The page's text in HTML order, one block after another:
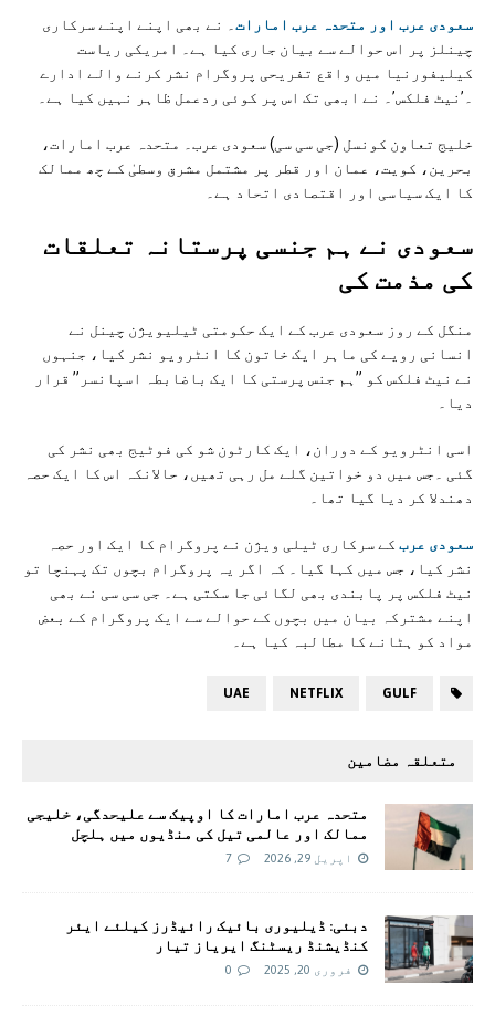
سعودی عرب اور متحدہ عرب امارات۔ نے بھی اپنے اپنے سرکاری
چینلز پر اس حوالے سے بیان جاری کیا ہے۔ امریکی ریاست
کیلیفورنیا میں واقع تفریحی پروگرام نشر کرنے والے ادارے
۔’نیٹ فلکس’۔ نے ابھی تک اس پر کوئی ردعمل ظاہر نہیں کیا ہے۔
خلیج تعاون کونسل (جی سی سی) سعودی عرب۔ متحدہ عرب امارات،
بحرین، کویت، عمان اور قطر پر مشتمل مشرق وسطیٰ کے چھ ممالک
کا ایک سیاسی اور اقتصادی اتحاد ہے۔
سعودی نے ہم جنسی پرستانہ تعلقات
کی مذمت کی
منگل کے روز سعودی عرب کے ایک حکومتی ٹیلیویژن چینل نے
انسانی رویے کی ماہر ایک خاتون کا انٹرویو نشر کیا، جنہوں
نے نیٹ فلکس کو ”ہم جنس پرستی کا ایک باضابطہ اسپانسر” قرار
دیا۔
اسی انٹرویو کے دوران، ایک کارٹون شو کی فوٹیج بھی نشر کی
گئی ۔جس میں دو خواتین گلے مل رہی تھیں، حالانکہ اس کا ایک حصہ
دھندلا کر دیا گیا تھا۔
سعودی عرب کے سرکاری ٹیلی ویژن نے پروگرام کا ایک اور حصہ
نشر کیا، جس میں کہا گیا۔ کہ اگر یہ پروگرام بچوں تک پہنچا تو
نیٹ فلکس پر پابندی بھی لگائی جا سکتی ہے۔ جی سی سی نے بھی
اپنے مشترکہ بیان میں بچوں کے حوالے سے ایک پروگرام کے بعض
مواد کو ہٹانے کا مطالبہ کیا ہے۔
GULF
NETFLIX
UAE
متعلقہ مضامین
متحدہ عرب امارات کا اوپیک سے علیحدگی، خلیجی
ممالک اور عالمی تیل کی منڈیوں میں ہلچل
اپریل 29, 2026 7
دبئی: ڈیلیوری بائیک رائیڈرز کیلئے ایئر
کنڈیشنڈ ریسٹنگ ایریاز تیار
فروری 20, 2025 0